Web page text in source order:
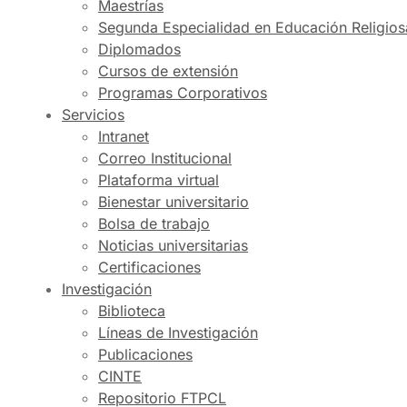
Maestrías
Segunda Especialidad en Educación
Diplomados
Cursos de extensión
Programas Corporativos
Servicios
Intranet
Correo Institucional
Plataforma virtual
Bienestar universitario
Bolsa de trabajo
Noticias universitarias
Certificaciones
Investigación
Biblioteca
Líneas de Investigación
Publicaciones
CINTE
Repositorio FTPCL